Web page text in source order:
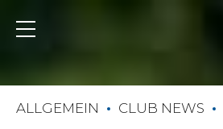
ALLGEMEIN CLUB NEWS